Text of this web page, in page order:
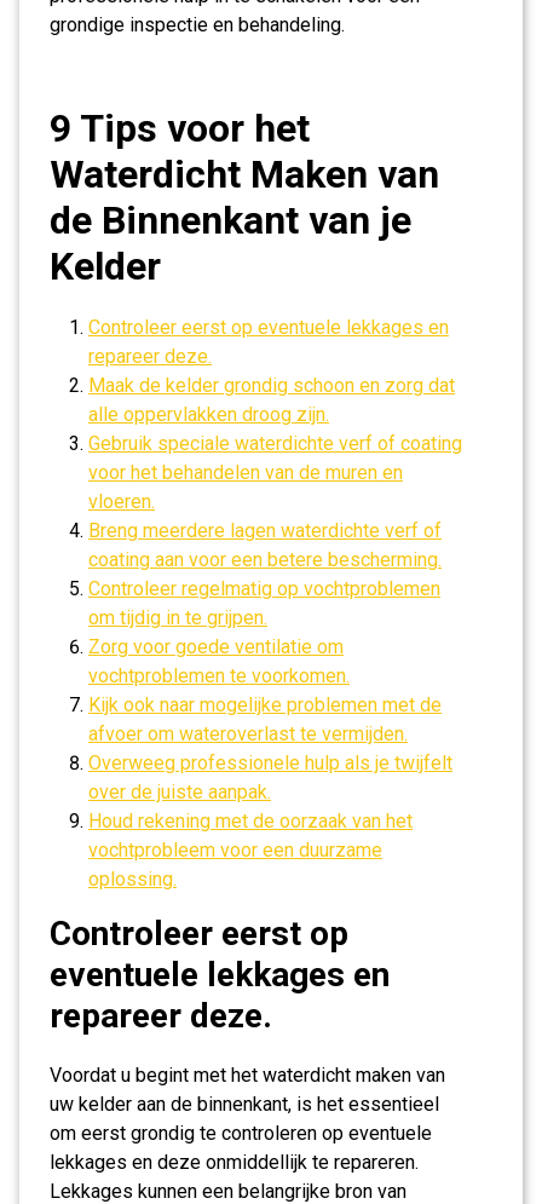
grondige inspectie en behandeling.
9 Tips voor het
Waterdicht Maken van
de Binnenkant van je
Kelder
Controleer eerst op eventuele lekkages en
repareer deze.
Maak de kelder grondig schoon en zorg dat
alle oppervlakken droog zijn.
Gebruik speciale waterdichte verf of coating
voor het behandelen van de muren en
vloeren.
Breng meerdere lagen waterdichte verf of
coating aan voor een betere bescherming.
Controleer regelmatig op vochtproblemen
om tijdig in te grijpen.
Zorg voor goede ventilatie om
vochtproblemen te voorkomen.
Kijk ook naar mogelijke problemen met de
afvoer om wateroverlast te vermijden.
Overweeg professionele hulp als je twijfelt
over de juiste aanpak.
Houd rekening met de oorzaak van het
vochtprobleem voor een duurzame
oplossing.
Controleer eerst op
eventuele lekkages en
repareer deze.
Voordat u begint met het waterdicht maken van
uw kelder aan de binnenkant, is het essentieel
om eerst grondig te controleren op eventuele
lekkages en deze onmiddellijk te repareren.
Lekkages kunnen een belangrijke bron van